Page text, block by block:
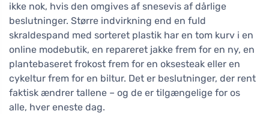
ikke nok, hvis den omgives af snesevis af dårlige
beslutninger. Større indvirkning end en fuld
skraldespand med sorteret plastik har en tom kurv i en
online modebutik, en repareret jakke frem for en ny, en
plantebaseret frokost frem for en oksesteak eller en
cykeltur frem for en biltur. Det er beslutninger, der rent
faktisk ændrer tallene – og de er tilgængelige for os
alle, hver eneste dag.